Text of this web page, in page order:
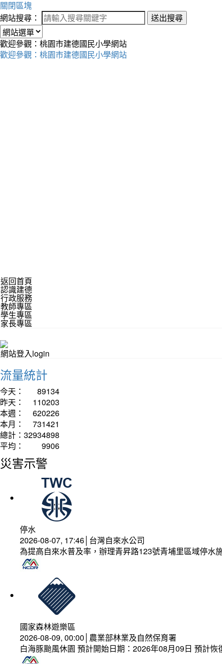
關閉區塊
網站搜尋：
送出搜尋
歡迎參觀：桃園市建德國民小學網站
歡迎參觀：桃園市建德國民小學網站
返回首頁
認識建德
行政服務
教師專區
學生專區
家長專區
網站登入login
流量統計
今天：
89134
昨天：
110203
本週：
620226
本月：
731421
總計： 32934898
平均：
9906
災害示警
停水
2026-08-07, 17:46│台灣自來水公司
為提高自來水普及率，辦理青昇路123號青埔里區域停水
國家森林遊樂區
2026-08-09, 00:00│農業部林業及自然保育署
白海豚颱風休園 預計開始日期：2026年08月09日 預計